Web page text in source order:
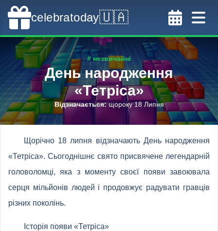
celebratoday🇺🇦
# незвичайні
День народження
«Тетріса»
Відзначається:щороку 18 Липня
Щорічно 18 липня відзначають День народження
«Тетріса». Сьогоднішнє свято присвячене легендарній
головоломці, яка з моменту своєї появи завоювала
серця мільйонів людей і продовжує радувати гравців
різних поколінь.
Історія появи «Тетріса»